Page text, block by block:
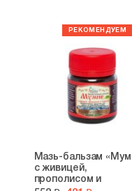
Мазь-бальзам
с живицей,
прополисом и